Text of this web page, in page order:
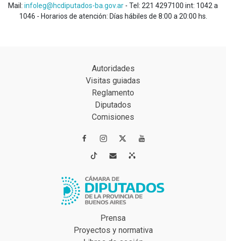
Mail: infoleg@hcdiputados-ba.gov.ar - Tel: 221 4297100 int: 1042 a
1046 - Horarios de atención: Días hábiles de 8:00 a 20:00 hs.
Autoridades
Visitas guiadas
Reglamento
Diputados
Comisiones
 
 
Prensa
Proyectos y normativa